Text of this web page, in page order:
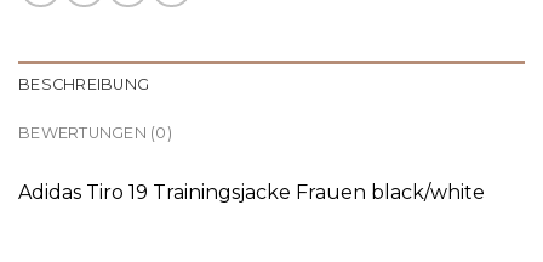
BESCHREIBUNG
BEWERTUNGEN (0)
Adidas Tiro 19 Trainingsjacke Frauen black/white